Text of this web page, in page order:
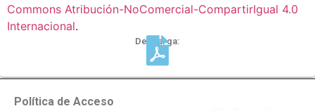
Commons Atribución-NoComercial-CompartirIgual 4.0
Internacional.
Descarga:
Política de Acceso